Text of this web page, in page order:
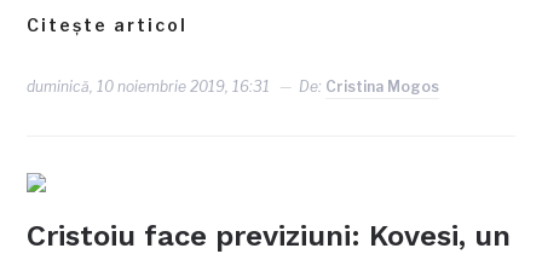
Citește articol
duminică, 10 noiembrie 2019, 16:31 De: Cristina Mogos
Cristoiu face previziuni: Kovesi, un